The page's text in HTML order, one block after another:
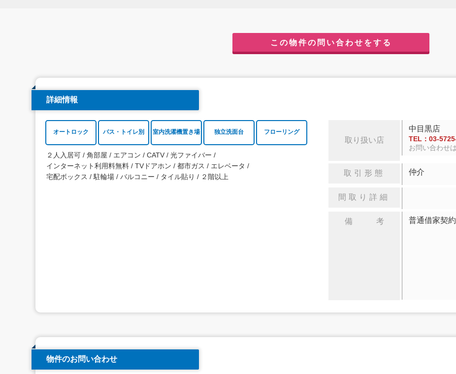
この物件の問い合わせをする
詳細情報
オートロック バス・トイレ別 室内洗濯機置き場 独立洗面台 フローリング
２人入居可 角部屋 エアコン CATV
光ファイバー
インターネット利用料無料
TVドアホン 都市ガス
エレベータ
宅配ボックス
駐輪場 バルコニー タイル貼り ２階以上
取り扱い店
中目黒店
TEL：03-
お問い合わせ
取引形態 仲介
間取り詳細
備 考 普通借家契
物件のお問い合わせ